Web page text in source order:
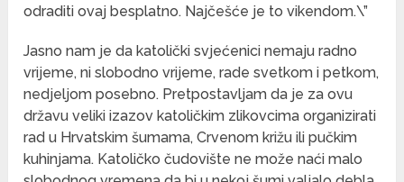
odraditi ovaj besplatno. Najčešće je to vikendom.\”
Jasno nam je da katolički svjećenici nemaju radno
vrijeme, ni slobodno vrijeme, rade svetkom i petkom,
nedjeljom posebno. Pretpostavljam da je za ovu
državu veliki izazov katoličkim zlikovcima organizirati
rad u Hrvatskim šumama, Crvenom križu ili pučkim
kuhinjama. Katoličko čudovište ne može naći malo